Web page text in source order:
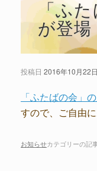
「ふ
が登場
投稿日 2016年10月22日
「ふたばの会」
すので、ご自由
お知らせカテゴリーの記